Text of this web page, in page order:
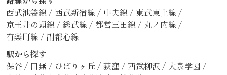
西武池袋線/ 西武新宿線/ 中央線/ 東武東上線/
京王井の頭線/ 総武線/ 都営三田線/ 丸ノ内線/
有楽町線/ 副都心線
駅から探す
保谷 / 田無 / ひばりヶ丘/ 荻窪 / 西武柳沢 / 大泉学園 /